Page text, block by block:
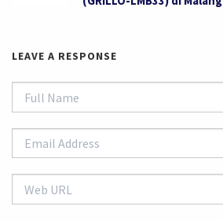
LEAVE A RESPONSE